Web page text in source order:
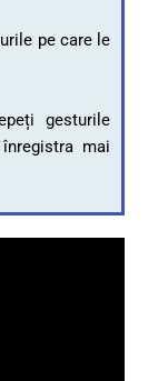
pe care le
gesturile
mai